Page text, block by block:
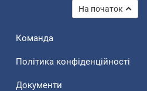
На початок
Команда
Політика конфіденційності
Документи